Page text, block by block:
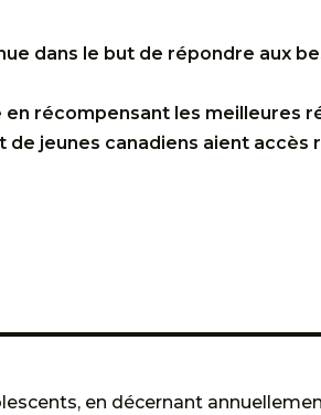
dans le but de répondre aux
récompensant les meilleures
jeunes canadiens aient
en décernant